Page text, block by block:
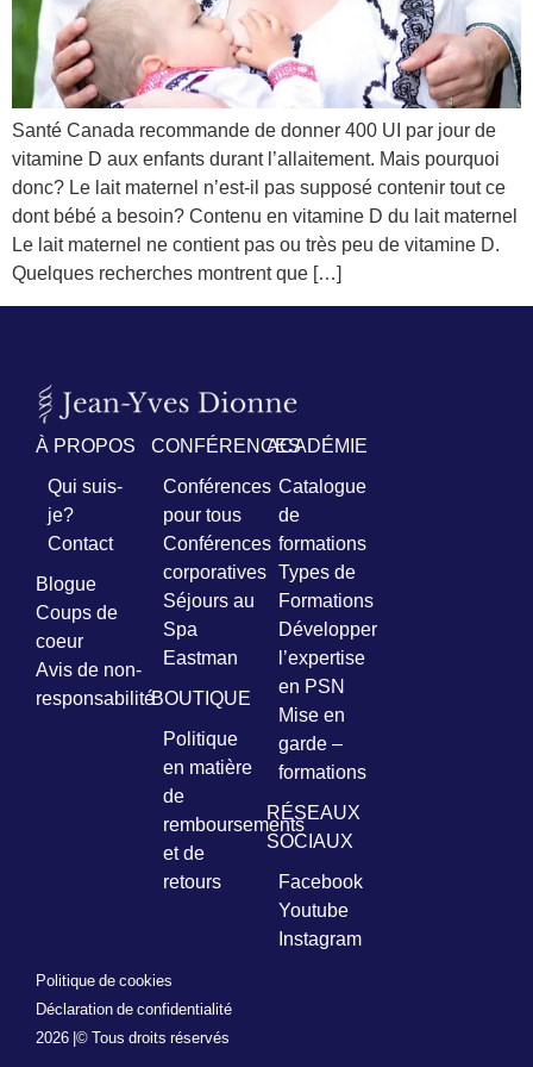
Santé Canada recommande de donner 400 UI par jour de
vitamine D aux enfants durant l’allaitement. Mais pourquoi
donc? Le lait maternel n’est-il pas supposé contenir tout ce
dont bébé a besoin? Contenu en vitamine D du lait maternel
Le lait maternel ne contient pas ou très peu de vitamine D.
Quelques recherches montrent que […]
À PROPOS
Qui suis-
je?
Contact
Blogue
Coups de
coeur
Avis de non-
responsabilité
CONFÉRENCES
Conférences
pour tous
Conférences
corporatives
Séjours au
Spa
Eastman
BOUTIQUE
Politique
en matière
de
remboursements
et de
retours
ACADÉMIE
Catalogue
de
formations
Types de
Formations
Développer
l’expertise
en PSN
Mise en
garde –
formations
RÉSEAUX
SOCIAUX
Facebook
Youtube
Instagram
2026 |© Tous droits réservés
Politique de cookies
Déclaration de confidentialité
Prénom
*
*
Vous
pourrez
vous
désabonner
en
Je
m'abonne